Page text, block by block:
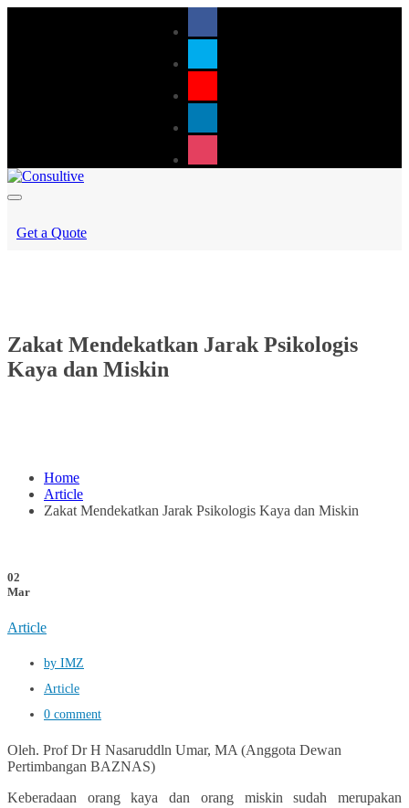
Get a Quote
Zakat Mendekatkan Jarak Psikologis
Kaya dan Miskin
Home
Article
Zakat Mendekatkan Jarak Psikologis Kaya dan Miskin
02
Mar
Article
by IMZ
Article
0 comment
Oleh. Prof Dr H Nasaruddln Umar, MA (Anggota Dewan
Pertimbangan BAZNAS)
Keberadaan orang kaya dan orang miskin sudah merupakan